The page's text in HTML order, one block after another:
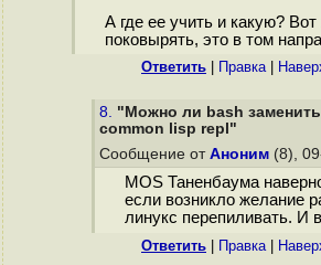
А где ее учить и какую? Вот
поковырять, это в том
Ответить Правка|
8. "Можно ли bash
common lisp repl"
Сообщение от Аноним (8),
MOS Таненбаума
если возникло желание
линукс перепиливать. И
Ответить Правка|